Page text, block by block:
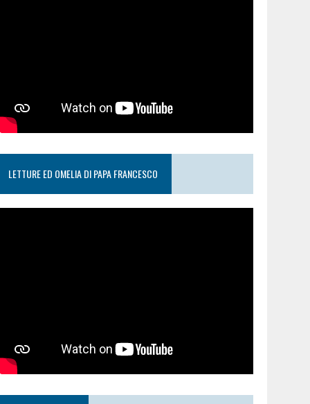
LETTURE ED OMELIA DI PAPA FRANCESCO